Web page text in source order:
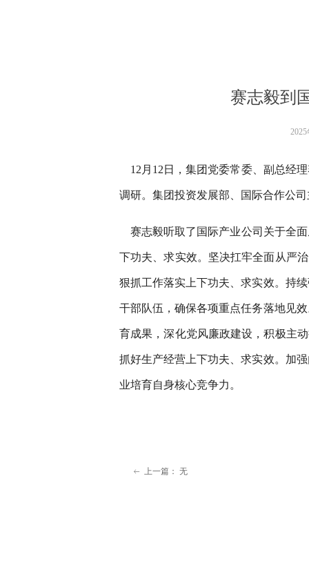
赛志毅到
12月12日，集团党委常委、副总经
调研。集团投资发展部、国际合作公
赛志毅听取了国际产业公司关于全
下功夫、求实效。坚决扛牢全面从严
狠抓工作落实上下功夫、求实效。持
干部队伍，确保各项重点任务落地见
育成果，深化党风廉政建设，积极主
抓好生产经营上下功夫、求实效。加
业培育自身核心竞争力。
ꂃ 上一篇： 无